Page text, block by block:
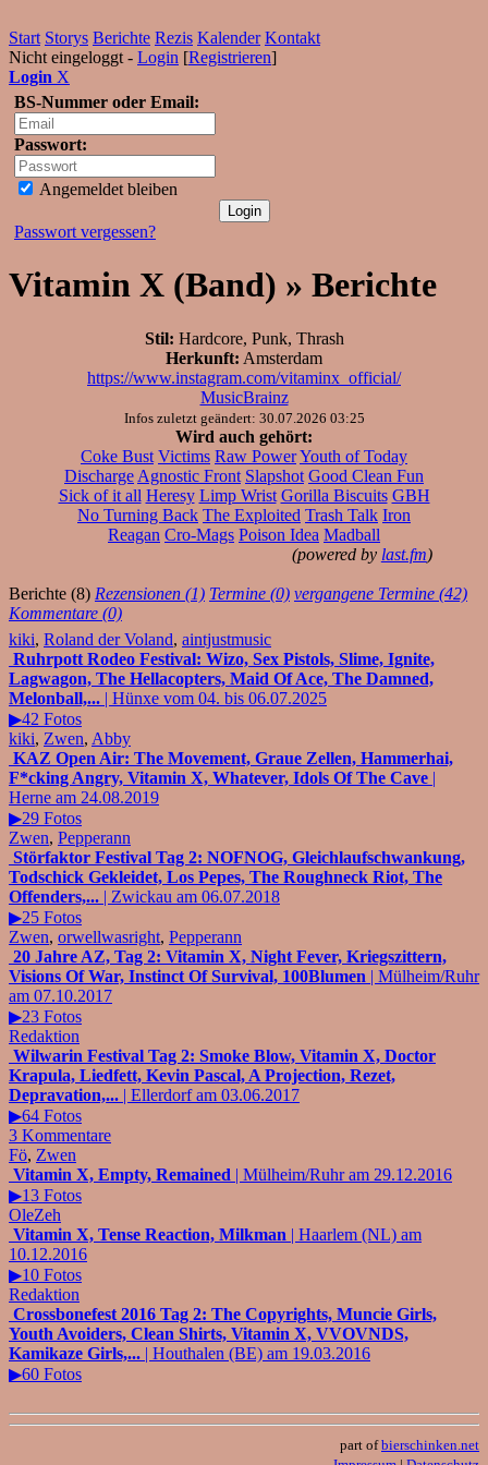
Start Storys Berichte Rezis Kalender Kontakt
Nicht eingeloggt - Login [Registrieren]
Login X
BS-Nummer oder Email:
Passwort:
Angemeldet bleiben
Passwort vergessen?
Vitamin X (Band) » Berichte
Stil: Hardcore, Punk, Thrash
Herkunft: Amsterdam
https://www.instagram.com/vitaminx_official/
MusicBrainz
Infos zuletzt geändert: 30.07.2026 03:25
Wird auch gehört:
Coke Bust Victims Raw PowerYouth of Today
Discharge Agnostic Front Slapshot Good Clean Fun
Sick of it all Heresy Limp Wrist Gorilla Biscuits GBH
No Turning Back The Exploited Trash Talk Iron
Reagan Cro-Mags Poison Idea Madball
(powered by last.fm)
Berichte (8) Rezensionen (1) Termine (0) vergangene Termine (42)
Kommentare (0)
kiki, Roland der Voland, aintjustmusic
Ruhrpott Rodeo Festival: Wizo, Sex Pistols, Slime, Ignite,
Lagwagon, The Hellacopters, Maid Of Ace, The Damned,
Melonball,... | Hünxe vom 04. bis 06.07.2025
▶42 Fotos
kiki, Zwen, Abby
KAZ Open Air: The Movement, Graue Zellen, Hammerhai,
F*cking Angry, Vitamin X, Whatever, Idols Of The Cave |
Herne am 24.08.2019
▶29 Fotos
Zwen, Pepperann
Störfaktor Festival Tag 2: NOFNOG, Gleichlaufschwankung,
Todschick Gekleidet, Los Pepes, The Roughneck Riot, The
Offenders,... | Zwickau am 06.07.2018
▶25 Fotos
Zwen, orwellwasright, Pepperann
20 Jahre AZ, Tag 2: Vitamin X, Night Fever, Kriegszittern,
Visions Of War, Instinct Of Survival, 100Blumen | Mülheim/Ruhr
am 07.10.2017
▶23 Fotos
Redaktion
Wilwarin Festival Tag 2: Smoke Blow, Vitamin X, Doctor
Krapula, Liedfett, Kevin Pascal, A Projection, Rezet,
Depravation,... | Ellerdorf am 03.06.2017
▶64 Fotos
3 Kommentare
Fö, Zwen
Vitamin X, Empty, Remained | Mülheim/Ruhr am 29.12.2016
▶13 Fotos
OleZeh
Vitamin X, Tense Reaction, Milkman | Haarlem (NL) am
10.12.2016
▶10 Fotos
Redaktion
Crossbonefest 2016 Tag 2: The Copyrights, Muncie Girls,
Youth Avoiders, Clean Shirts, Vitamin X, VVOVNDS,
Kamikaze Girls,... | Houthalen (BE) am 19.03.2016
▶60 Fotos
part ofbierschinken.net